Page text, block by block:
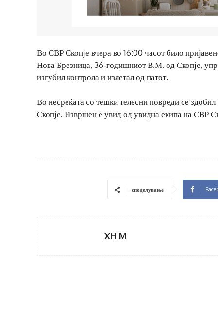
Во СВР Скопје вчера во 16:00 часот било
Нова Брезница, 36-годишниот В.М. од Скопје,
изгубил контрола и излетал од патот.
Во несреќата со тешки телесни повреди се
Скопје. Извршен е увид од увидна екипа на СВР
споделување
XH M